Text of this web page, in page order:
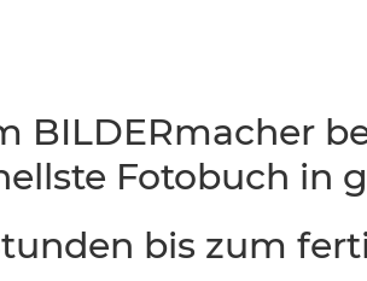
BILDERmacher
Fotobuch in
bis zum